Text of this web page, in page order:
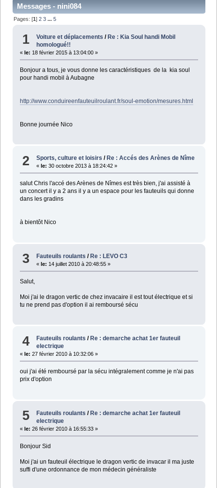
Messages - nini084
Pages: [1]2 3 ...5
1 Voiture et déplacements /Re : Kia Soul handi Mobil
homologué!!
« le: 18 février 2015 à 13:04:00 »
Bonjour a tous, je vous donne les caractéristiques de la kia soul
pour handi mobil à Aubagne
http://www.conduireenfauteuilroulant.fr/soul-emotion/mesures.html
Bonne journée Nico
2 Sports, culture et loisirs / Re : Accés des Arènes de Nîme
« le: 30 octobre 2013 à 18:24:42 »
salut Chris l'accé des Arènes de Nîmes est très bien, j'ai assisté à
un concert il y a 2 ans il y a un espace pour les fauteuils qui donne
dans les gradins
à bientôt Nico
3 Fauteuils roulants /Re : LEVO C3
«le: 14 juillet 2010 à 20:48:55 »
Salut,
Moi j'ai le dragon vertic de chez invacaire il est tout électrique et si
tu ne prend pas d'option il ai remboursé sécu
4 Fauteuils roulants / Re : demarche achat 1er fauteuil
electrique
« le: 27 février 2010 à 10:32:06 »
oui j'ai été remboursé par la sécu intégralement comme je n'ai pas
prix d'option
5 Fauteuils roulants /Re : demarche achat 1er fauteuil
electrique
« le: 26 février 2010 à 16:55:33 »
Bonjour Sid
Moi j'ai un fauteuil électrique le dragon vertic de invacar il ma juste
suffi d'une ordonnance de mon médecin généraliste